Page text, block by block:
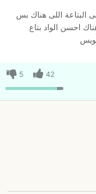
البتاعة اللى هناك بس
احسن الواد بتاع
5
42